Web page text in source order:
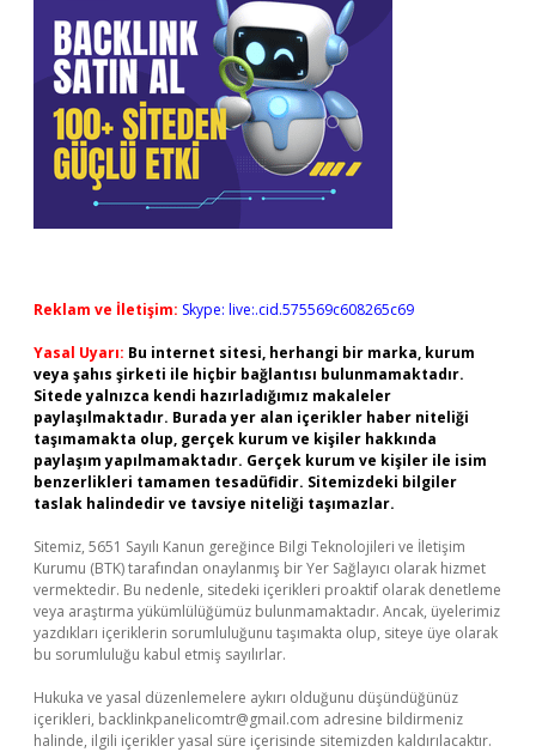
Reklam ve İletişim: Skype: live:.cid.575569c608265c69
Yasal Uyarı: Bu internet sitesi, herhangi bir marka, kurum
veya şahıs şirketi ile hiçbir bağlantısı bulunmamaktadır.
Sitede yalnızca kendi hazırladığımız makaleler
paylaşılmaktadır. Burada yer alan içerikler haber niteliği
taşımamakta olup, gerçek kurum ve kişiler hakkında
paylaşım yapılmamaktadır. Gerçek kurum ve kişiler ile isim
benzerlikleri tamamen tesadüfidir. Sitemizdeki bilgiler
taslak halindedir ve tavsiye niteliği taşımazlar.
Sitemiz, 5651 Sayılı Kanun gereğince Bilgi Teknolojileri ve İletişim
Kurumu (BTK) tarafından onaylanmış bir Yer Sağlayıcı olarak hizmet
vermektedir. Bu nedenle, sitedeki içerikleri proaktif olarak denetleme
veya araştırma yükümlülüğümüz bulunmamaktadır. Ancak, üyelerimiz
yazdıkları içeriklerin sorumluluğunu taşımakta olup, siteye üye olarak
bu sorumluluğu kabul etmiş sayılırlar.
Hukuka ve yasal düzenlemelere aykırı olduğunu düşündüğünüz
içerikleri, backlinkpanelicomtr@gmail.com adresine bildirmeniz
halinde, ilgili içerikler yasal süre içerisinde sitemizden kaldırılacaktır.